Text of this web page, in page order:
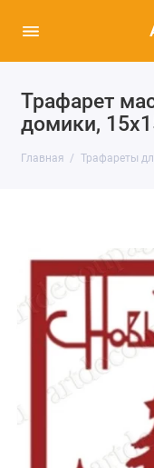
Трафарет
домики,
Главная Трафареты